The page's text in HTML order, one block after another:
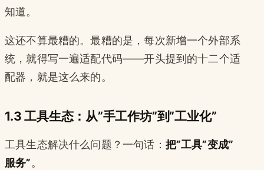
知道。
这还不算最糟的。最糟的是，每次新增一个外部系
统，就得写一遍适配代码——开头提到的十二个适
配器，就是这么来的。
1.3 工具生态：从”手工作坊”到”工业化”
工具生态解决什么问题？一句话： 把”工具”变成”
服务”。